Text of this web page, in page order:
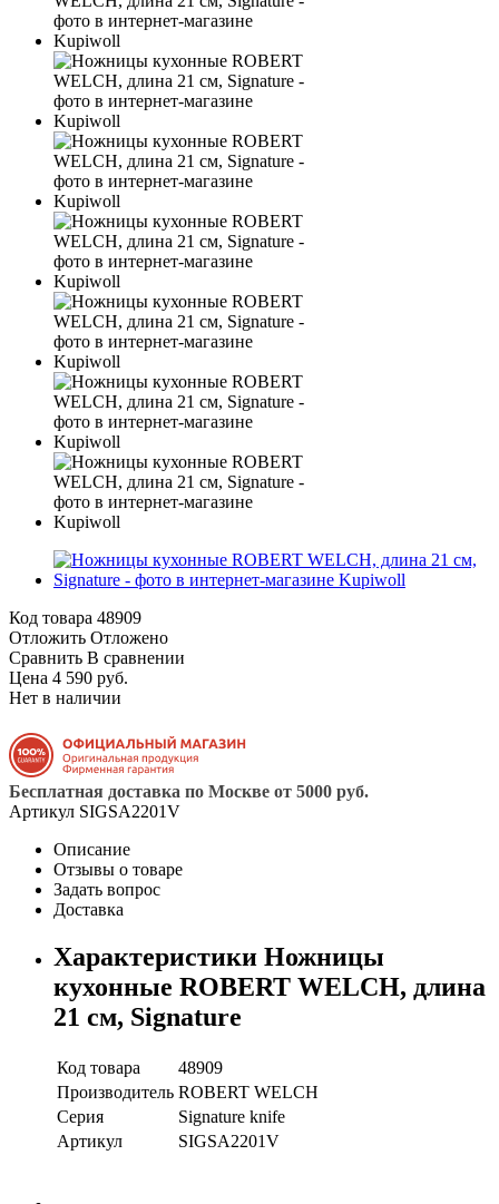
Код товара 48909
Отложить Отложено
Сравнить В сравнении
Цена 4 590 руб.
Нет в наличии
Бесплатная доставка по Москве от 5000 руб.
Артикул SIGSA2201V
Описание
Отзывы о товаре
Задать вопрос
Доставка
Характеристики Ножницы
кухонныe ROBERT WELCH, длина
21 см, Signature
Код товара
48909
Производитель ROBERT WELCH
Серия
Signature knife
Артикул
SIGSA2201V